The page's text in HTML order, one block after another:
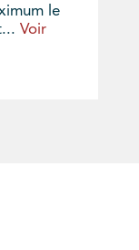
le
Voir